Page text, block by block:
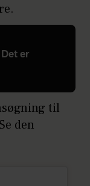
Det er
til
den